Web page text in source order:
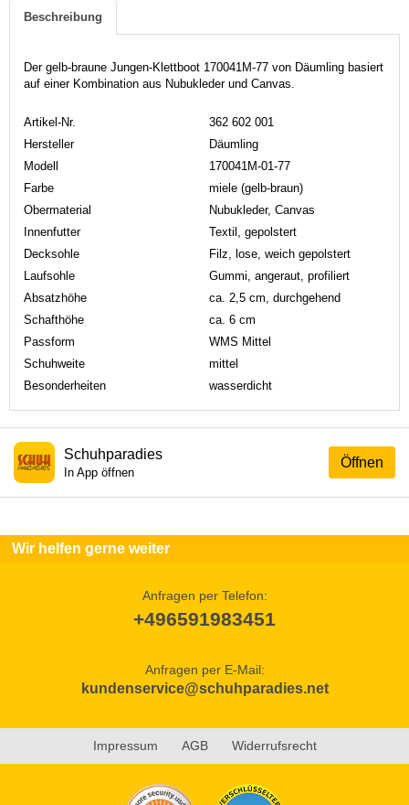
Beschreibung
Der gelb-braune Jungen-Klettboot 170041M-77 von Däumling basiert
auf einer Kombination aus Nubukleder und Canvas.
Artikel-Nr.
362 602 001
Hersteller
Däumling
Modell
170041M-01-77
Farbe
miele (gelb-braun)
Obermaterial
Nubukleder, Canvas
Innenfutter
Textil, gepolstert
Decksohle
Filz, lose, weich gepolstert
Laufsohle
Gummi, angeraut, profiliert
Absatzhöhe
ca. 2,5 cm, durchgehend
Schafthöhe
ca. 6 cm
Passform
WMS Mittel
Schuhweite
mittel
Besonderheiten
wasserdicht
Öffnen
Schuhparadies
In App öffnen
Wir helfen gerne weiter
Anfragen per Telefon:
+496591983451
Anfragen per E-Mail:
kundenservice@schuhparadies.net
Impressum AGB Widerrufsrecht